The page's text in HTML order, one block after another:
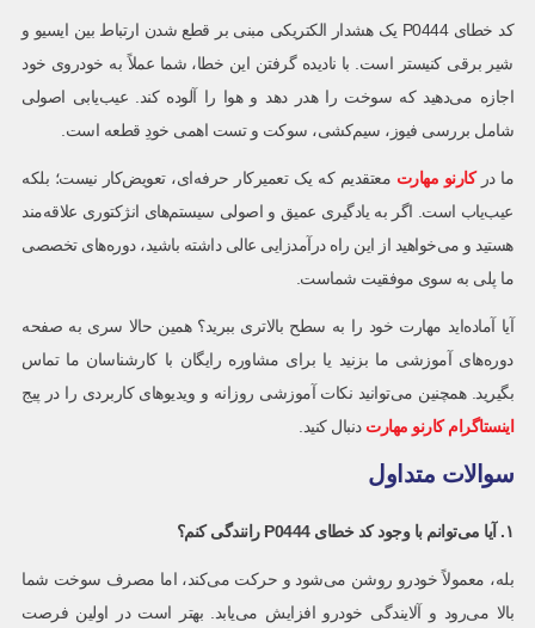
کد خطای P0444 یک هشدار الکتریکی مبنی بر قطع شدن ارتباط بین ایسیو و
شیر برقی کنیستر است. با نادیده گرفتن این خطا، شما عملاً به خودروی خود
اجازه می‌دهید که سوخت را هدر دهد و هوا را آلوده کند. عیب‌یابی اصولی
شامل بررسی فیوز، سیم‌کشی، سوکت و تست اهمی خودِ قطعه است.
ما درکارنو مهارت معتقدیم که یک تعمیرکار حرفه‌ای، تعویض‌کار نیست؛ بلکه
عیب‌یاب است. اگر به یادگیری عمیق و اصولی سیستم‌های انژکتوری علاقه‌مند
هستید و می‌خواهید از این راه درآمدزایی عالی داشته باشید، دوره‌های تخصصی
ما پلی به سوی موفقیت شماست.
آیا آماده‌اید مهارت خود را به سطح بالاتری ببرید؟ همین حالا سری به صفحه
دوره‌های آموزشی ما بزنید یا برای مشاوره رایگان با کارشناسان ما تماس
بگیرید. همچنین می‌توانید نکات آموزشی روزانه و ویدیوهای کاربردی را در پیج
اینستاگرام کارنو مهارت دنبال کنید.
سوالات متداول
۱. آیا می‌توانم با وجود کد خطای P0444 رانندگی کنم؟
بله، معمولاً خودرو روشن می‌شود و حرکت می‌کند، اما مصرف سوخت شما
بالا می‌رود و آلایندگی خودرو افزایش می‌یابد. بهتر است در اولین فرصت